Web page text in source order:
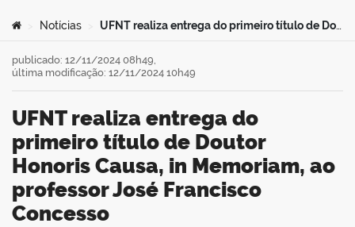
Você está aqui:
Notícias UFNT realiza entrega do primeiro título de Doutor Honoris Causa, in Memoriam, ao professor José Francisco Concesso
UFNT realiza entrega do
primeiro título de Doutor
Honoris Causa, in Memoriam, ao
professor José Francisco
Concesso
publicado: 12/11/2024 08h49,
última modificação: 12/11/2024 10h49